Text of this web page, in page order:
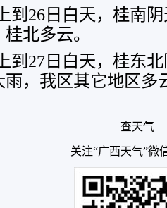
到26日白天，桂南
北多云。
到27日白天，桂东
雨，我区其它地区多
查天气
关注“广西天气”微